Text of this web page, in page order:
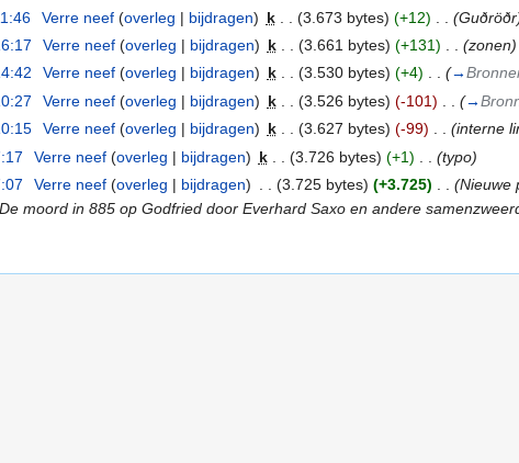
Verre neef (overleg | bijdragen) k (3.673 bytes) (+12)
Verre neef (overleg | bijdragen) k (3.661 bytes) (+131)
(zonen)
Verre neef (overleg | bijdragen) k . . (3.530 bytes) (+4) . . (→
Verre neef (overleg | bijdragen) k (3.526 bytes) (-101) (→
Verre neef (overleg | bijdragen) k (3.627 bytes) (-99)
(interne
Verre neef (overleg | bijdragen) k (3.726 bytes) (+1)
(typo)
Verre neef (overleg | bijdragen) (3.725 bytes) (+3.725)
(Nieuwe
moord in 885 op Godfried door Everhard Saxo en andere